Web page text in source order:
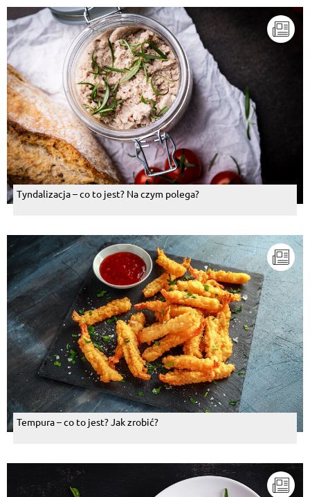
Tyndalizacja – co to jest? Na czym polega?
Tempura – co to jest? Jak zrobić?